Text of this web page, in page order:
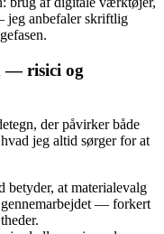
jeg anbefaler skriftlig
— risici og
der påvirker både
jeg altid sørger for at
betyder, at materialevalg
— forkert